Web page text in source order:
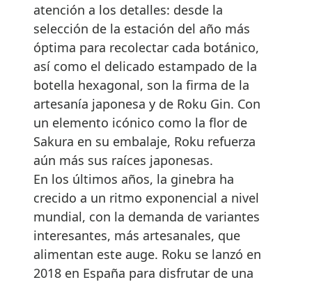
atención a los detalles: desde la
selección de la estación del año más
óptima para recolectar cada botánico,
así como el delicado estampado de la
botella hexagonal, son la firma de la
artesanía japonesa y de Roku Gin. Con
un elemento icónico como la flor de
Sakura en su embalaje, Roku refuerza
aún más sus raíces japonesas.
En los últimos años, la ginebra ha
crecido a un ritmo exponencial a nivel
mundial, con la demanda de variantes
interesantes, más artesanales, que
alimentan este auge. Roku se lanzó en
2018 en España para disfrutar de una